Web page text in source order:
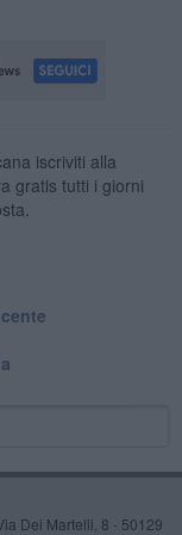
iscriviti alla
gratis tutti i giorni
Dei Martelli, 8 - 50129